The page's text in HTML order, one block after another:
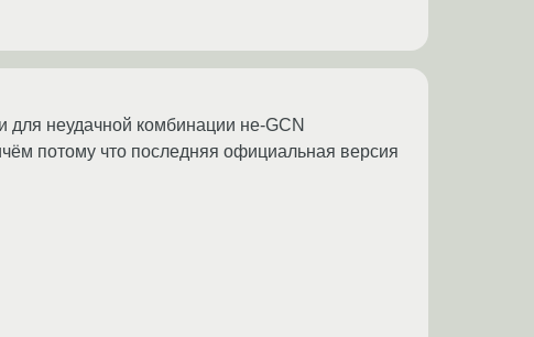
для неудачной комбинации не-GCN
потому что последняя официальная версия